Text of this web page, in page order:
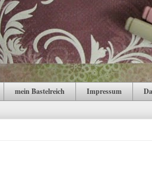
mein Bastelreich Impressum